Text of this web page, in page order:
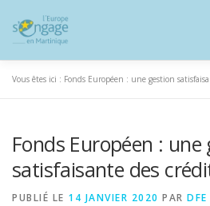
contenu
J’AI UN PROJET JE SUIS
Vous êtes ici : Fonds Européen : une gestion
Fonds Européen : une
satisfaisante des
PUBLIÉ LE 14 JANVIER 2020 PAR DFE